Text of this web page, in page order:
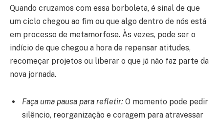
Quando cruzamos com essa borboleta, é sinal de que
um ciclo chegou ao fim ou que algo dentro de nós está
em processo de metamorfose. Às vezes, pode ser o
indício de que chegou a hora de repensar atitudes,
recomeçar projetos ou liberar o que já não faz parte da
nova jornada.
Faça uma pausa para refletir: O momento pode pedir
silêncio, reorganização e coragem para atravessar